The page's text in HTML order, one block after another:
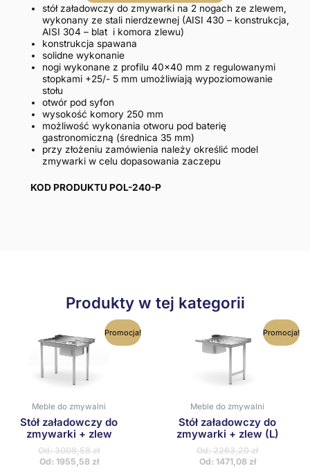
stół załadowczy do zmywarki na 2 nogach ze zlewem,
wykonany ze stali nierdzewnej (AISI 430 – konstrukcja,
AISI 304 – blat i komora zlewu)
konstrukcja spawana
solidne wykonanie
nogi wykonane z profilu 40×40 mm z regulowanymi
stopkami +25/- 5 mm umożliwiają wypoziomowanie
stołu
otwór pod syfon
wysokość komory 250 mm
możliwość wykonania otworu pod baterię
gastronomiczną (średnica 35 mm)
przy złożeniu zamówienia należy określić model
zmywarki w celu dopasowania zaczepu
KOD PRODUKTU POL-240-P
Produkty w tej kategorii
Promocja!
Meble do zmywalni
Stół załadowczy do
zmywarki + zlew
Od:3008,58zł
Od: 1955,58 zł
Ten
produkt
na
stronie
Promocja!
Meble do zmywalni
Stół załadowczy do
zmywarki + zlew (L)
Od:2263,20zł
Od: 1471,08 zł
Ten
produkt
na
stronie